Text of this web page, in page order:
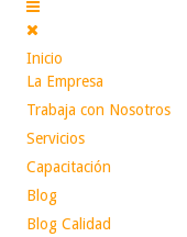
Inicio
La Empresa
Trabaja con Nosotros
Servicios
Capacitación
Blog
Blog Calidad